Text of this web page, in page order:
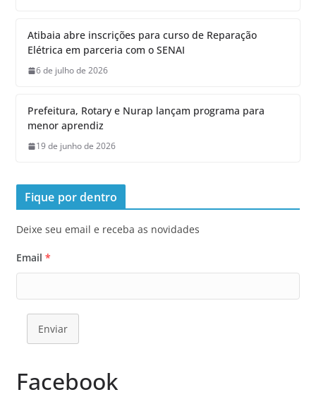
Atibaia abre inscrições para curso de Reparação
Elétrica em parceria com o SENAI
6 de julho de 2026
Prefeitura, Rotary e Nurap lançam programa para
menor aprendiz
19 de junho de 2026
Fique por dentro
Deixe seu email e receba as novidades
Email *
Enviar
Facebook